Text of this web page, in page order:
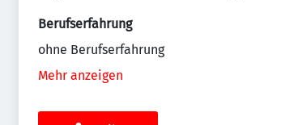
Berufserfahrung
ohne Berufserfahrung
Mehr anzeigen